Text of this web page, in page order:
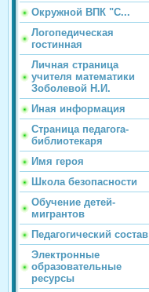
Окружной ВПК "С...
Логопедическая
гостинная
Личная страница
учителя математики
Зоболевой Н.И.
Иная информация
Страница педагога-
библиотекаря
Имя героя
Школа безопасности
Обучение детей-
мигрантов
Педагогический состав
Электронные
образовательные
ресурсы